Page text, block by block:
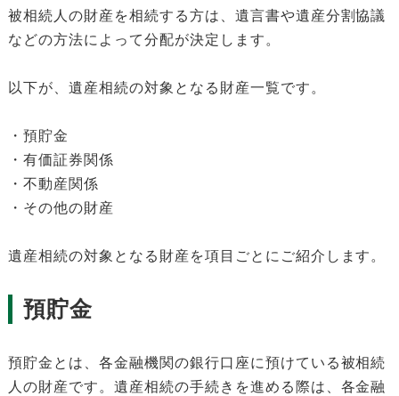
被相続人の財産を相続する方は、遺言書や遺産分割協議
などの方法によって分配が決定します。
以下が、遺産相続の対象となる財産一覧です。
・預貯金
・有価証券関係
・不動産関係
・その他の財産
遺産相続の対象となる財産を項目ごとにご紹介します。
預貯金
預貯金とは、各金融機関の銀行口座に預けている被相続
人の財産です。遺産相続の手続きを進める際は、各金融